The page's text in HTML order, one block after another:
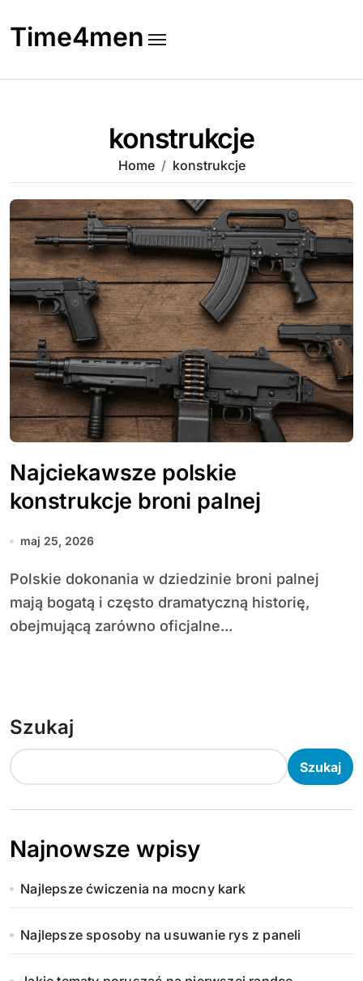
to
content
Time4men
konstrukcje
Home konstrukcje
Najciekawsze polskie
konstrukcje broni palnej
maj 25, 2026
Polskie dokonania w dziedzinie broni palnej
mają bogatą i często dramatyczną historię,
obejmującą zarówno oficjalne...
Szukaj
Szukaj
Najnowsze wpisy
Najlepsze ćwiczenia na mocny kark
Najlepsze sposoby na usuwanie rys z paneli